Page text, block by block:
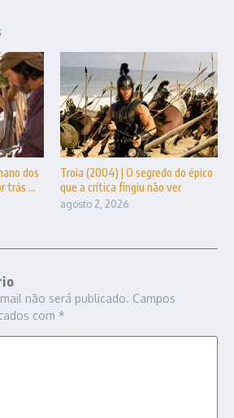
dos
trás ...
Troia (2004) | O segredo do épico
que a crítica fingiu não ver
agosto 2, 2026
não será publicado. Campos
com *